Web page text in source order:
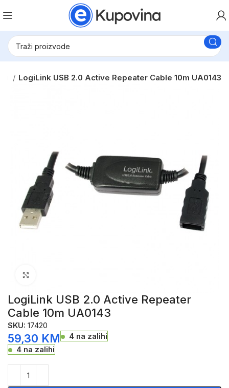
LogiLink USB 2.0 Active Repeater Cable 10m UA0143
LogiLink USB 2.0 Active Repeater
Cable 10m UA0143
SKU:17420
59,30 KM
4 na zalihi
4 na zalihi